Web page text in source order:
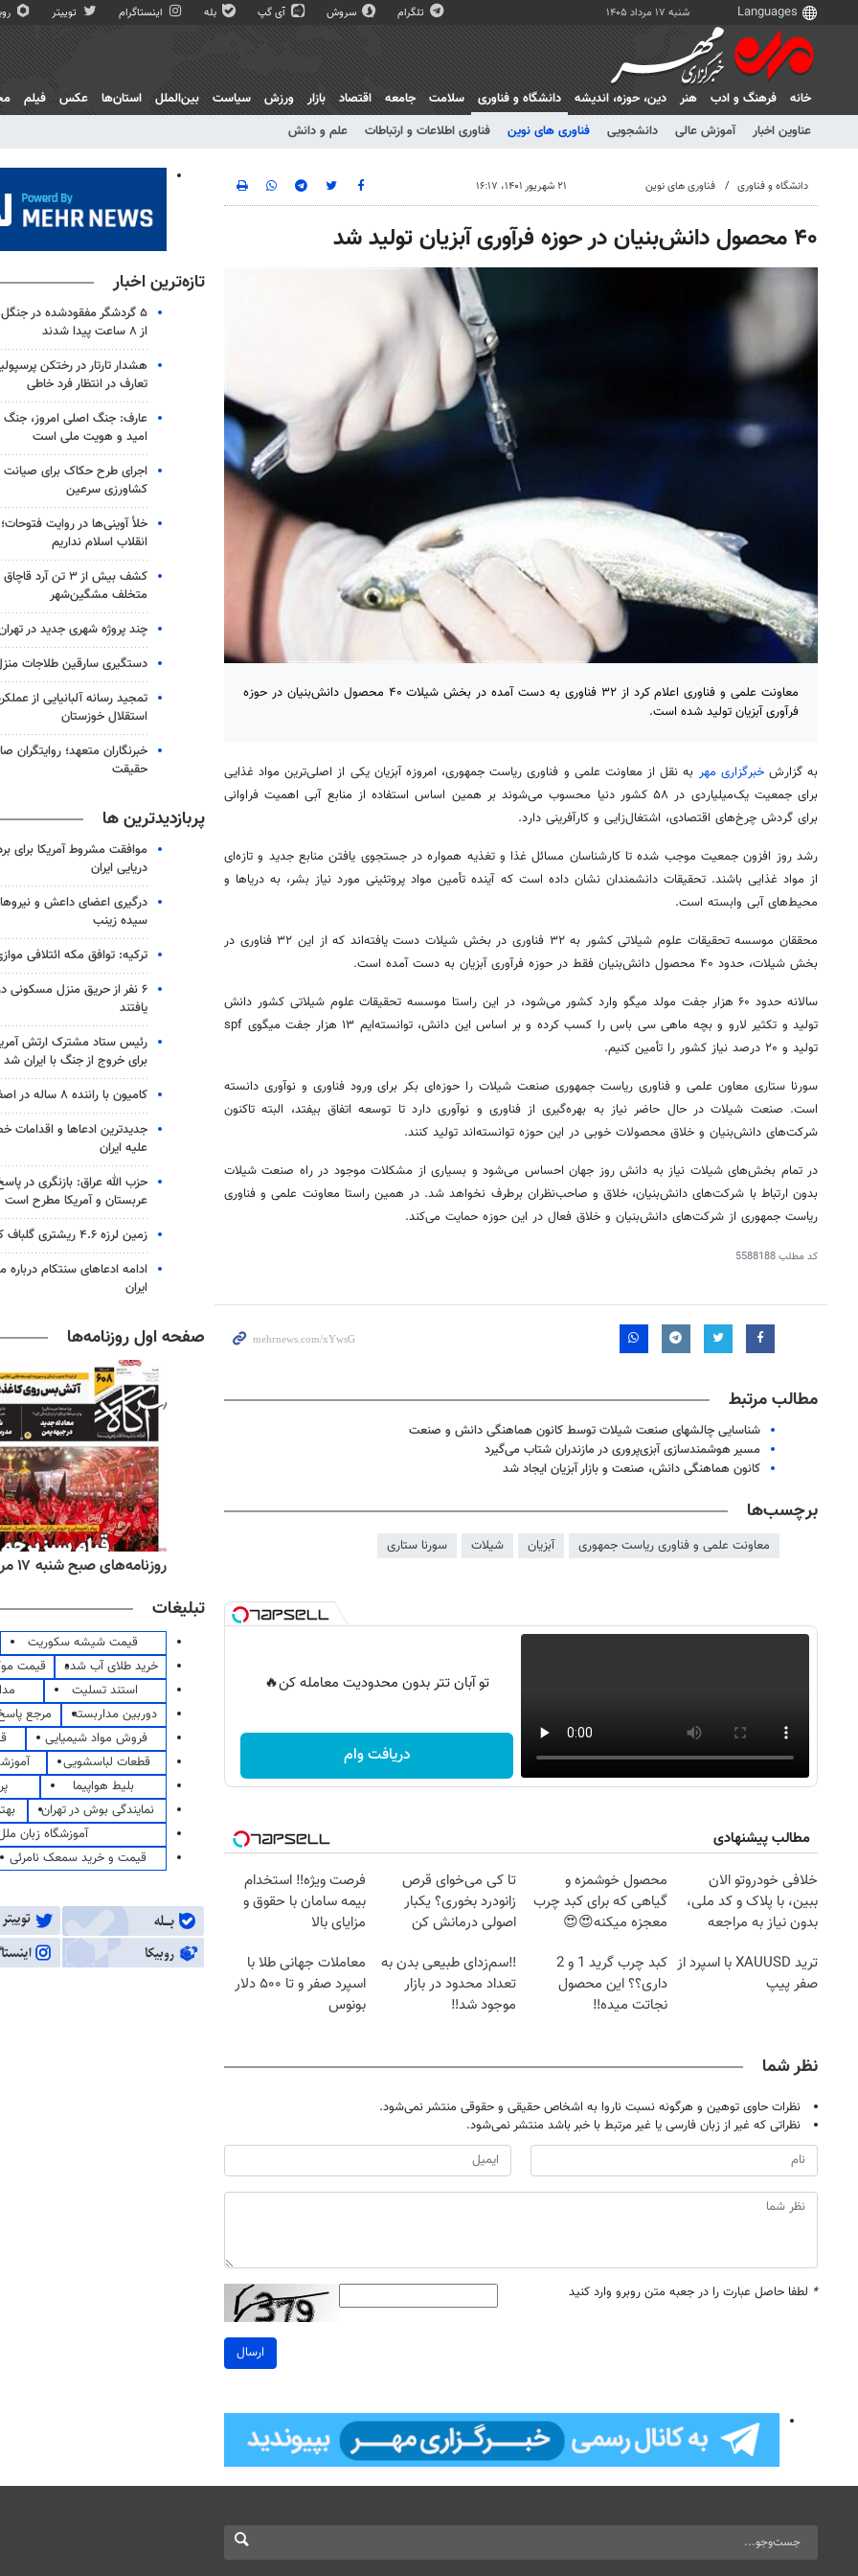
شنبه ۱۷ مرداد ۱۴۰۵ تلگرام سروش آی گپ بله اینستاگرام توییتر
خانه فرهنگ و ادب هنر دين، حوزه، انديشه
دانشگاه و فناوری
عناوین اخبار
آموزش عالی دانشجویی فناوری های نوین فناوری اطلاعات و ارتباطات علم و دانش
سلامت جامعه اقتصاد بازار ورزش سیاست بین‌الملل استان‌ها عکس فیلم
دانشگاه و فناوری فناوری های نوین ۲۱ شهریور ۱۴۰۱، ۱۶:۱۷
۴۰ محصول دانش‌بنیان در حوزه فرآوری آبزیان تولید شد
معاونت علمی و فناوری اعلام کرد از ۳۲ فناوری به دست آمده در بخش شیلات ۴۰ محصول دانش‌بنیان در حوزه
فرآوری آبزیان تولید شده است.
به گزارشخبرگزاری مهر به نقل از معاونت علمی و فناوری ریاست جمهوری، امروزه آبزیان یکی از اصلی‌ترین مواد غذایی
برای جمعیت یک‌میلیاردی در ۵۸ کشور دنیا محسوب می‌شوند بر همین اساس استفاده از منابع آبی اهمیت فراوانی
برای گردش چرخ‌های اقتصادی، اشتغال‌زایی و کارآفرینی دارد.
رشد روز افزون جمعیت موجب شده تا کارشناسان مسائل غذا و تغذیه همواره در جستجوی یافتن منابع جدید و تازه‌ای
از مواد غذایی باشند. تحقیقات دانشمندان نشان داده است که آینده تأمین مواد پروتئینی مورد نیاز بشر، به دریاها و
محیط‌های آبی وابسته است.
محققان موسسه تحقیقات علوم شیلاتی کشور به ۳۲ فناوری در بخش شیلات دست یافته‌اند که از این ۳۲ فناوری در
بخش شیلات، حدود ۴۰ محصول دانش‌بنیان فقط در حوزه فرآوری آبزیان به دست آمده است.
سالانه حدود ۶۰ هزار جفت مولد میگو وارد کشور می‌شود، در این راستا موسسه تحقیقات علوم شیلاتی کشور دانش
تولید و تکثیر لارو و بچه ماهی سی باس را کسب کرده و بر اساس این دانش، توانسته‌ایم ۱۳ هزار جفت میگوی spf
تولید و ۲۰ درصد نیاز کشور را تأمین کنیم.
سورنا ستاری معاون علمی و فناوری ریاست جمهوری صنعت شیلات را حوزه‎‌ای بکر برای ورود فناوری و نوآوری دانسته
است. صنعت شیلات در حال حاضر نیاز به بهره‌گیری از فناوری و نوآوری دارد تا توسعه اتفاق بیفتد، البته تاکنون
شرکت‌های دانش‌بنیان و خلاق محصولات خوبی در این حوزه توانسته‌اند تولید کنند.
در تمام بخش‌های شیلات نیاز به دانش روز جهان احساس می‌شود و بسیاری از مشکلات موجود در راه صنعت شیلات
بدون ارتباط با شرکت‌های دانش‌بنیان، خلاق و صاحب‌نظران برطرف نخواهد شد. در همین راستا معاونت علمی و فناوری
ریاست جمهوری از شرکت‌های دانش‌بنیان و خلاق فعال در این حوزه حمایت می‌کند.
کد مطلب5588188
مطالب مرتبط
شناسایی چالشهای صنعت شیلات توسط کانون هماهنگی دانش و صنعت
مسیر هوشمندسازی آبزی‌پروری در مازندران شتاب می‌گیرد
کانون هماهنگی دانش، صنعت و بازار آبزیان ایجاد شد
برچسب‌ها
معاونت علمی و فناوری ریاست جمهوری آبزیان شیلات سورنا ستاری
تو آبان تتر بدون محدودیت معامله کن🔥
دریافت وام
مطالب پیشنهادی
خلافی خودروتو الان
ببین، با پلاک و کد ملی،
بدون نیاز به مراجعه
محصول خوشمزه و
گیاهی که برای کبد چرب
معجزه میکنه😍😍
تا کی می‌خوای قرص
زانودرد بخوری؟ یکبار
اصولی درمانش کن
فرصت ویژه‼️ استخدام
بیمه سامان با حقوق و
مزایای بالا
ترید XAUUSD با اسپرد از
صفر پیپ
کبد چرب گرید 1 و 2
داری؟؟ این محصول
نجاتت میده‼️
‼️سم‌زدای طبیعی بدن به
تعداد محدود در بازار
موجود شد‼️
معاملات جهانی طلا با
اسپرد صفر و تا ۵۰۰ دلار
بونوس
نظر شما
نظرات حاوی توهین و هرگونه نسبت ناروا به اشخاص حقیقی و حقوقی منتشر نمی‌شود.
نظراتی که غیر از زبان فارسی یا غیر مرتبط با خبر باشد منتشر نمی‌شود.
* لطفا حاصل عبارت را در جعبه متن روبرو وارد کنید
ارسال
تازه‌ترین اخبار
۵ گردشگر مفقودشده در
از ۸ ساعت پیدا شدند
هشدار تارتار در رختکن
تعارف در انتظار فرد خاطی
عارف: جنگ اصلی امروز، جنگ
امید و هویت ملی است
اجرای طرح حکاک برای صیانت
کشاورزی سرعین
خلأ آوینی‌ها در روایت
انقلاب اسلام نداریم
کشف بیش از ۳ تن آرد
متخلف مشگین‌شهر
چند پروژه شهری جدید در
دستگیری سارقین طلاجات
تمجید رسانه آلبانیایی از
استقلال خوزستان
خبرنگاران متعهد؛
حقیقت
پربازدیدترین ها
موافقت مشروط آمریکا برای
دریایی ایران
درگیری اعضای داعش و
سیده زینب
ترکیه: توافق مکه ائتلافی
۶ نفر از حریق منزل
یافتند
رئیس ستاد مشترک ارتش
برای خروج از جنگ با ایران شد
کامیون با راننده ۸ ساله در اصفهان توقیف شد
جدیدترین ادعاها و اقدامات
علیه ایران
حزب الله عراق: بازنگری در
عربستان و آمریکا مطرح است
زمین لرزه ۴.۶ ریشتری گلباف کرمان را لرزاند
ادامه ادعاهای سنتکام درباره
ایران
صفحه اول روزنامه‌ها
روزنامه‌های صبح شنبه ۱۷ مرداد ۱۴۰۵
تبلیغات
قیمت شیشه سکوریت
خرید طلای آب شده
قیمت
استند تسلیت
دوربین مداربسته
مرجع
فروش مواد شیمیایی
قطعات لباسشویی
بلیط هواپیما
نمایندگی بوش در تهران
آموزشگاه زبان
قیمت و خرید سمعک نامرئی